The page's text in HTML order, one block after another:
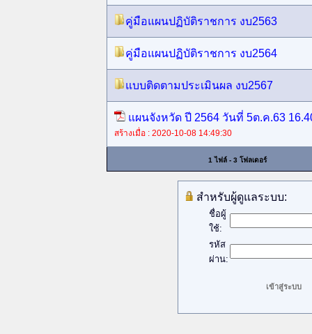
คู่มือแผนปฏิบัติราชการ งบ2563
คู่มือแผนปฏิบัติราชการ งบ2564
แบบติดตามประเมินผล งบ2567
แผนจังหวัด ปี 2564 วันที่ 5ต.ค.63
สร้างเมื่อ : 2020-10-08 14:49:30
1 ไฟล์ - 3 โฟลเดอร์
สำหรับผู้ดูแลระบบ:
ชื่อผู้
ใช้:
รหัส
ผ่าน: